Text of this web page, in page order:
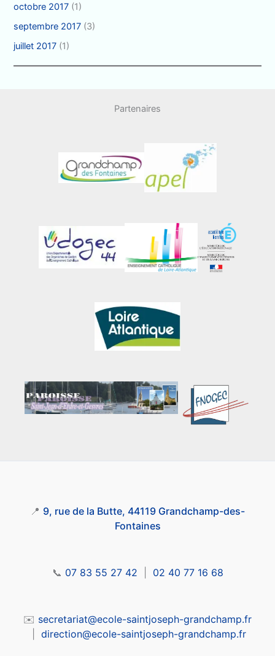
octobre 2017 (1)
septembre 2017 (3)
juillet 2017 (1)
Partenaires
📍 9, rue de la Butte, 44119 Grandchamp-des-
Fontaines
📞 07 83 55 27 42 02 40 77 16 68
✉️ secretariat@ecole-saintjoseph-grandchamp.fr
direction@ecole-saintjoseph-grandchamp.fr